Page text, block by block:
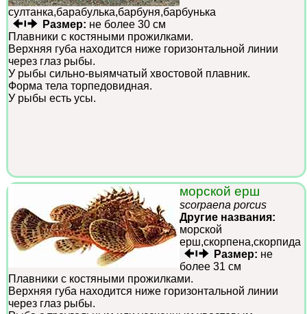
султанка,барабулька,барбуня,барбунька
Размер: не более 30 см
Плавники с костяными прожилками.
Верхняя губа находится ниже горизонтальной линии
через глаз рыбы.
У рыбы сильно-выямчатый хвостовой плавник.
Форма тела торпедовидная.
У рыбы есть усы.
морской ерш
scorpaena porcus
Другие названия:
морской
ерш,скорпена,скорпида
Размер: не
более 31 см
Плавники с костяными прожилками.
Верхняя губа находится ниже горизонтальной линии
через глаз рыбы.